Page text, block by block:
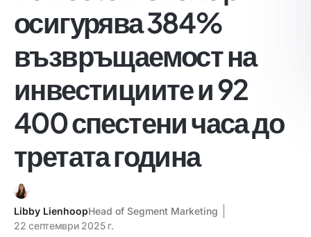
осигурява 384%
възвръщаемост на
инвестициите и 92
400 спестени часа до
третата година
Libby LienhoopHead of Segment Marketing
22 септември 2025 г.